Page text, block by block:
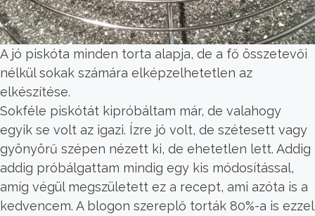
A jó piskóta minden torta alapja, de a fő összetevői
nélkül sokak számára elképzelhetetlen az
elkészítése.
Sokféle piskótát kipróbáltam már, de valahogy
egyik se volt az igazi. Ízre jó volt, de szétesett vagy
gyönyörű szépen nézett ki, de ehetetlen lett. Addig
addig próbálgattam mindig egy kis módosítással,
amíg végül megszületett ez a recept, ami azóta is a
kedvencem. A blogon szereplő torták 80%-a is ezzel